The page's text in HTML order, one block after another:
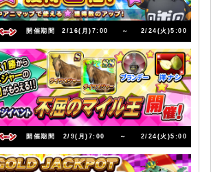
開催期間 2/16(月)7:00 ～ 2/24(火)5:00
開催期間 2/9(月)7:00 ～ 2/24(火)5:00